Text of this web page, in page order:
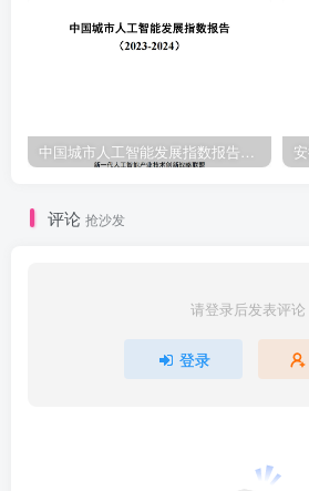
评论 抢沙发
请登录后发表评论
登录